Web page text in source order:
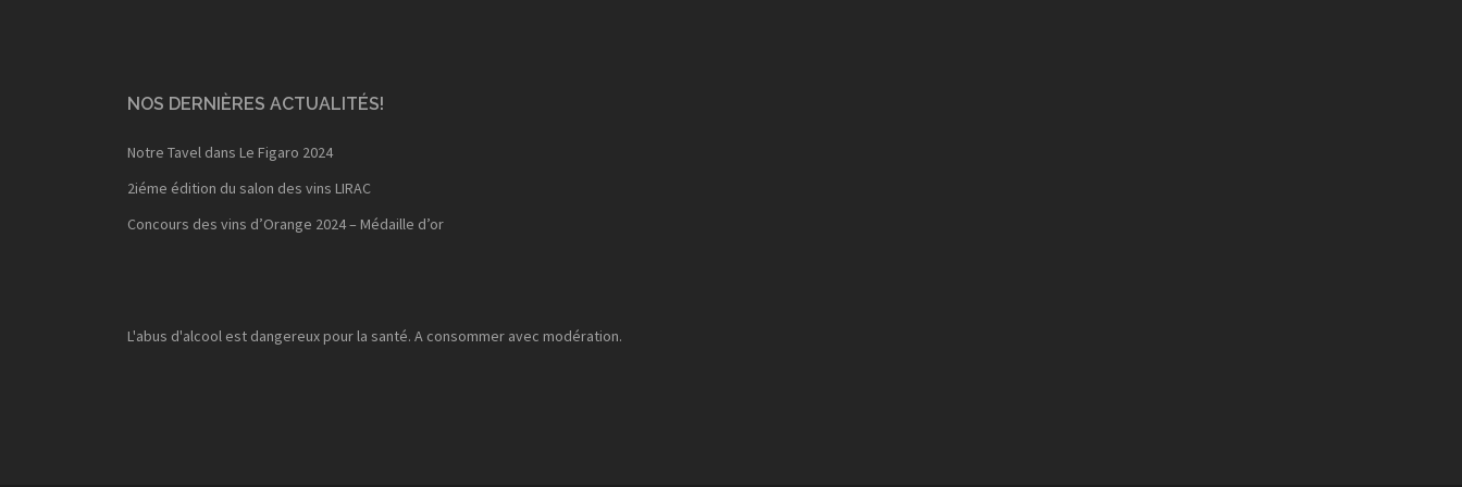
NOS DERNIÈRES ACTUALITÉS!
Notre Tavel dans Le Figaro 2024
2iéme édition du salon des vins LIRAC
Concours des vins d’Orange 2024 – Médaille d’or
L'abus d'alcool est dangereux pour la santé. A consommer avec modération.